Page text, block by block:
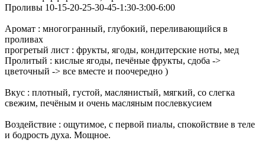
Проливы 10-15-20-25-30-45-1:30-3:00-6:00
Аромат : многогранный, глубокий, переливающийся в
проливах
прогретый лист : фрукты, ягоды, кондитерские ноты, мед
Пролитый : кислые ягоды, печёные фрукты, сдоба ->
цветочный -> все вместе и поочередно )
Вкус : плотный, густой, маслянистый, мягкий, со слегка
свежим, печёным и очень масляным послевкусием
Воздействие : ощутимое, с первой пиалы, спокойствие в теле
и бодрость духа. Мощное.